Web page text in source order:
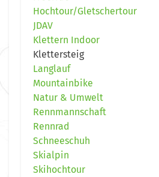
Hochtour/Gletschertour
JDAV
Klettern Indoor
Klettersteig
Langlauf
Mountainbike
Natur & Umwelt
Rennmannschaft
Rennrad
Schneeschuh
Skialpin
Skihochtour